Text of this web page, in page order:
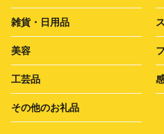
雑貨・日用品
美容
工芸品
その他のお礼品